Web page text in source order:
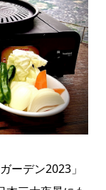
ーデン2023」